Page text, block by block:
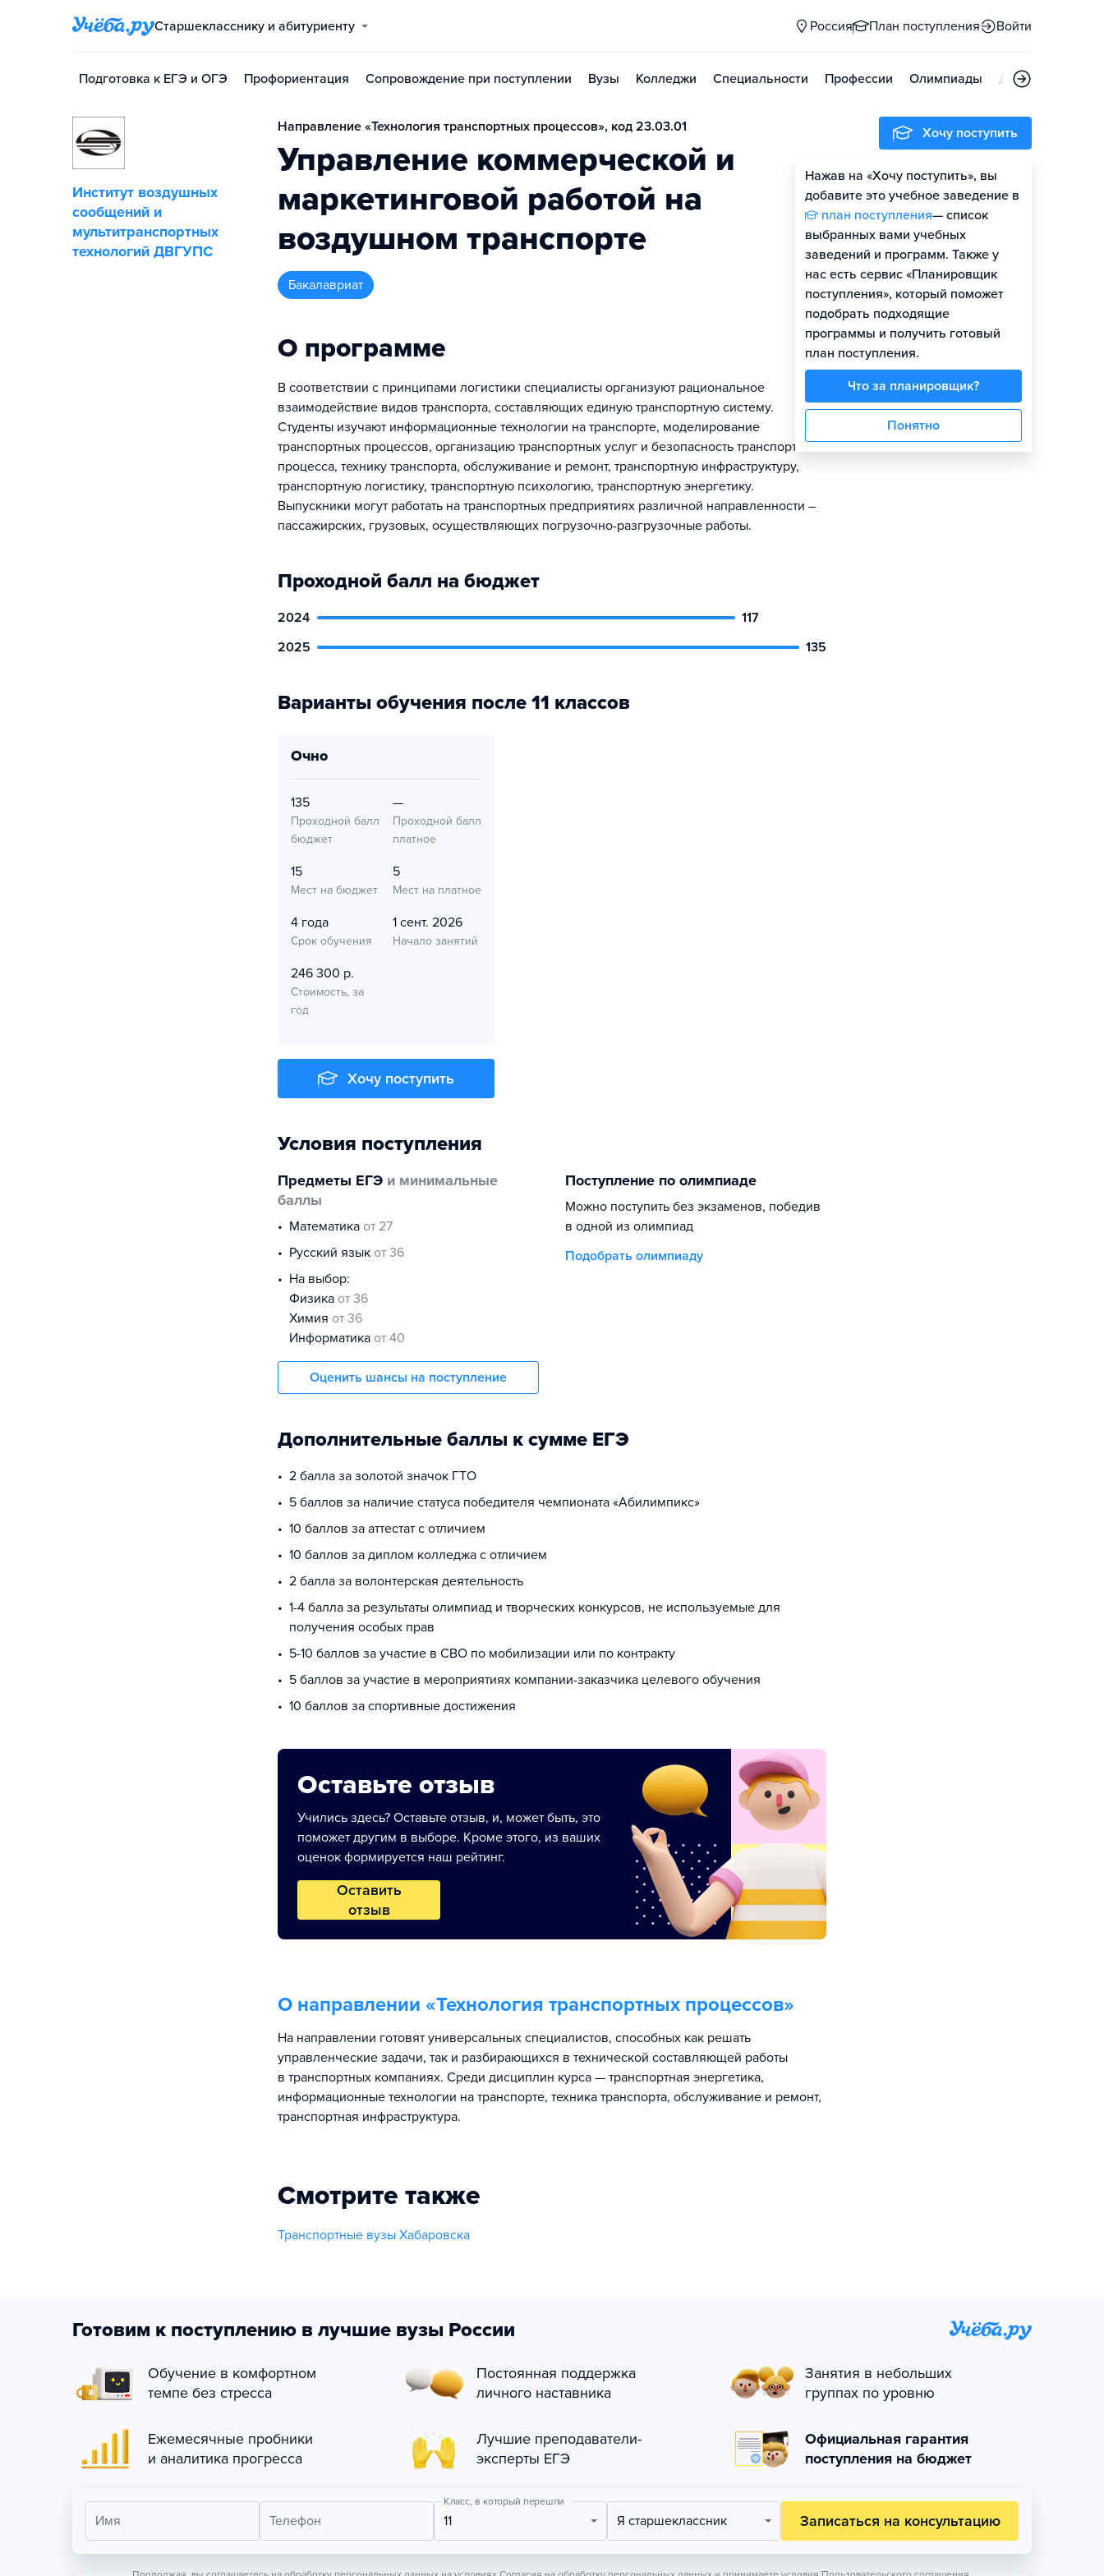
Старшекласснику и абитуриенту Россия План поступления Войти
Подготовка к ЕГЭ и ОГЭ Профориентация Сопровождение при поступлении Вузы Колледжи Специальности Профессии Олимпиады Дни открытых
Институт воздушных
сообщений и
мультитранспортных
технологий ДВГУПС
Направление «Технология транспортных процессов», код 23.03.01
Управление коммерческой и
маркетинговой работой на
воздушном транспорте
бакалавриат
О программе
В соответствии с принципами логистики специалисты организуют рациональное
взаимодействие видов транспорта, составляющих единую транспортную систему.
Студенты изучают информационные технологии на транспорте, моделирование
транспортных процессов, организацию транспортных услуг и безопасность транспортного
процесса, технику транспорта, обслуживание и ремонт, транспортную инфраструктуру,
транспортную логистику, транспортную психологию, транспортную энергетику.
Выпускники могут работать на транспортных предприятиях различной направленности –
пассажирских, грузовых, осуществляющих погрузочно-разгрузочные работы.
Проходной балл на бюджет
2024
117
2025
135
Варианты обучения после 11 классов
очно
135
Проходной балл
бюджет
—
Проходной балл
платное
15
Мест на бюджет
5
Мест на платное
4 года
Срок обучения
1 сент. 2026
Начало занятий
246 300 р.
Стоимость, за
год
Хочу поступить
Условия поступления
Предметы ЕГЭ и минимальные
баллы
математика от 27
русский язык от 36
На выбор:
физика от 36
химия от 36
информатика от 40
Оценить шансы на поступление
Поступление по олимпиаде
Можно поступить без экзаменов, победив
в одной из олимпиад
Подобрать олимпиаду
Дополнительные баллы к сумме ЕГЭ
2 балла за золотой значок ГТО
5 баллов за наличие статуса победителя чемпионата «Абилимпикс»
10 баллов за аттестат с отличием
10 баллов за диплом колледжа с отличием
2 балла за волонтерская деятельность
1-4 балла за результаты олимпиад и творческих конкурсов, не используемые для
получения особых прав
5-10 баллов за участие в СВО по мобилизации или по контракту
5 баллов за участие в мероприятиях компании-заказчика целевого обучения
10 баллов за спортивные достижения
Оставьте отзыв
Учились здесь? Оставьте отзыв, и, может быть, это
поможет другим в выборе. Кроме этого, из ваших
оценок формируется наш рейтинг.
Оставить
отзыв
О направлении «Технология транспортных процессов»
На направлении готовят универсальных специалистов, способных как решать
управленческие задачи, так и разбирающихся в технической составляющей работы
в транспортных компаниях. Среди дисциплин курса — транспортная энергетика,
информационные технологии на транспорте, техника транспорта, обслуживание и ремонт,
транспортная инфраструктура.
Смотрите также
Транспортные вузы Хабаровска
Хочу поступить
Нажав на «Хочу поступить», вы
добавите это учебное заведение в
план поступления— список
выбранных вами учебных
заведений и программ. Также у
нас есть сервис «Планировщик
поступления», который поможет
подобрать подходящие
программы и получить готовый
план поступления.
Что за планировщик?
Понятно
Оценить шансы
Готовим к поступлению в лучшие вузы России
Обучение в комфортном
темпе без стресса
Постоянная поддержка
личного наставника
Занятия в небольших
группах по уровню
Ежемесячные пробники
и аналитика прогресса
Лучшие преподаватели-
эксперты ЕГЭ
Официальная гарантия
поступления на бюджет
Имя Телефон
Класс, в который перешли
11 Я старшеклассник Записаться на консультацию